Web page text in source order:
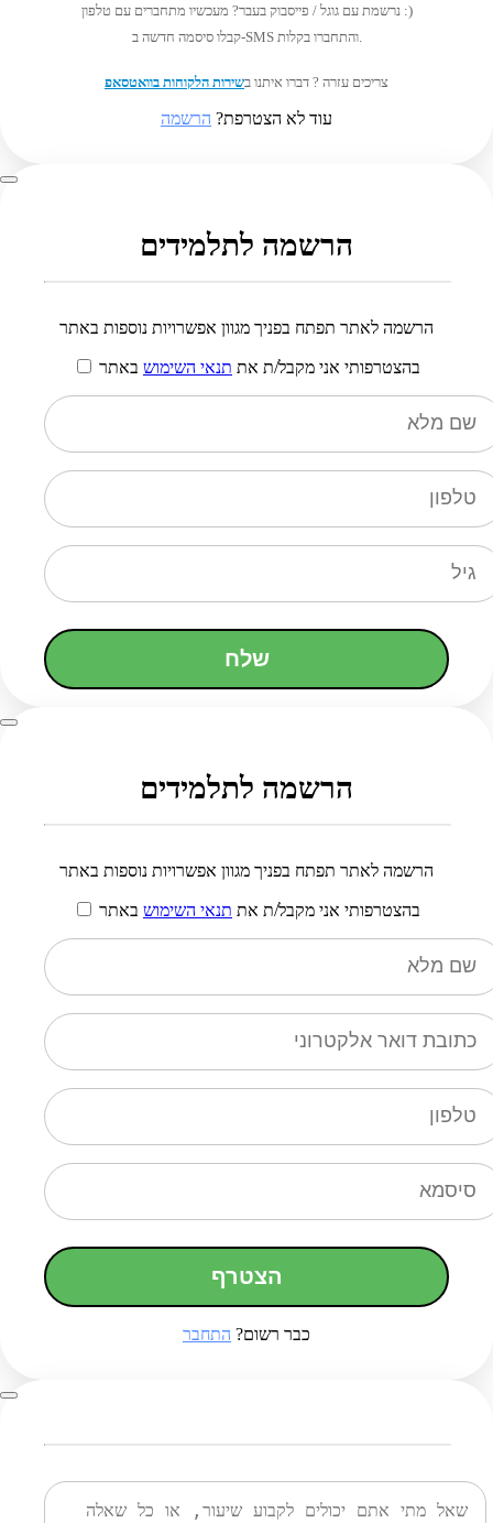
נרשמת עם גוגל / פייסבוק בעבר? מעכשיו מתחברים עם טלפון :)
קבלו סיסמה חדשה ב-SMS והתחברו בקלות.
צריכים עזרה ? דברו איתנו בשירות הלקוחות בוואטסאפ
עוד לא הצטרפת? הרשמה
הרשמה לתלמידים
הרשמה לאתר תפתח בפניך מגוון אפשרויות נוספות באתר
בהצטרפותי אני מקבל/ת את תנאי השימוש באתר
שלח
הרשמה לתלמידים
הרשמה לאתר תפתח בפניך מגוון אפשרויות נוספות באתר
בהצטרפותי אני מקבל/ת את תנאי השימוש באתר
הצטרף
כבר רשום? התחבר